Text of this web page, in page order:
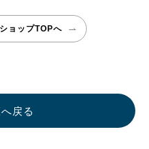
ョップTOPへ
戻る